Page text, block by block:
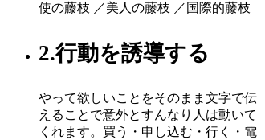
使の藤枝 ／美人の藤枝 ／国際的藤枝
2.行動を誘導する
やって欲しいことをそのまま文字で伝
えることで意外とすんなり人は動いて
くれます。買う・申し込む・行く・電